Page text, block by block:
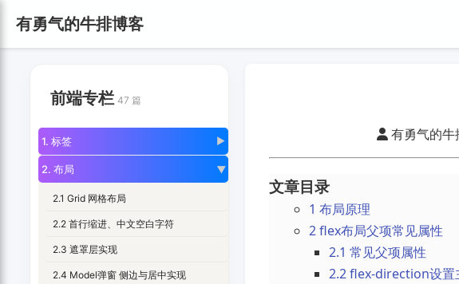
有勇气的牛排博客
前端专栏 47 篇
1. 标签 ▶
2. 布局 ▶
2.1 Grid 网格布局
2.2 首行缩进、中文空白字符
2.3 遮罩层实现
2.4 Model弹窗 侧边与居中实现
有勇气的牛
文章目录
1 布局原理
2 flex布局父项常见属性
2.1 常见父项属性
2.2 flex-direction设置